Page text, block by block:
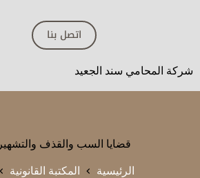
اتصل بنا
شركة المحامي سند الجعيد
قضايا السب والقذف والتشهير
الرئيسية
المكتبة القانونية